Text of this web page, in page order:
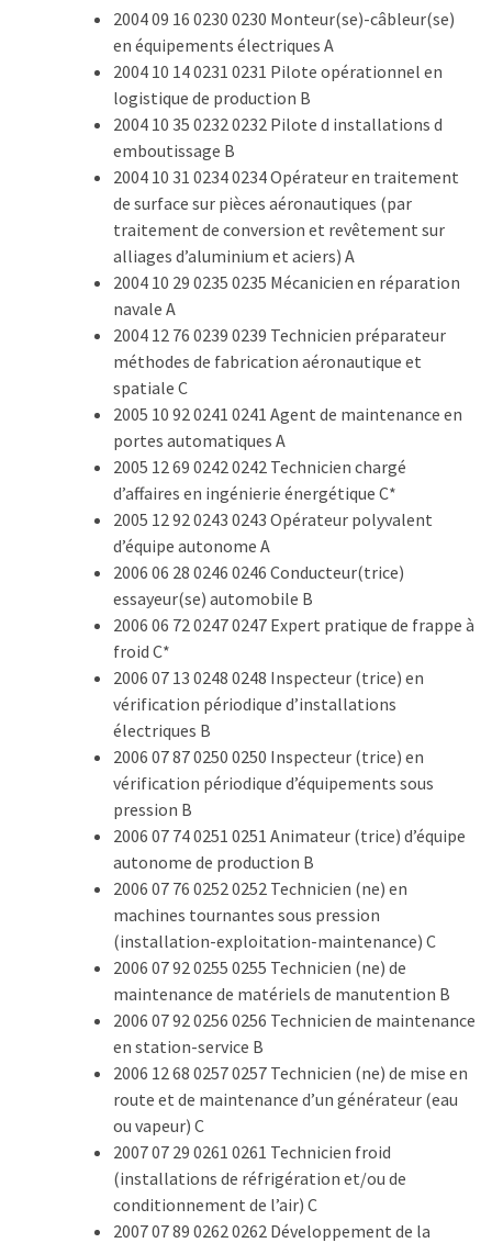
2004 09 16 0230 0230 Monteur(se)-câbleur(se)
en équipements électriques A
2004 10 14 0231 0231 Pilote opérationnel en
logistique de production B
2004 10 35 0232 0232 Pilote d installations d
emboutissage B
2004 10 31 0234 0234 Opérateur en traitement
de surface sur pièces aéronautiques (par
traitement de conversion et revêtement sur
alliages d’aluminium et aciers) A
2004 10 29 0235 0235 Mécanicien en réparation
navale A
2004 12 76 0239 0239 Technicien préparateur
méthodes de fabrication aéronautique et
spatiale C
2005 10 92 0241 0241 Agent de maintenance en
portes automatiques A
2005 12 69 0242 0242 Technicien chargé
d’affaires en ingénierie énergétique C*
2005 12 92 0243 0243 Opérateur polyvalent
d’équipe autonome A
2006 06 28 0246 0246 Conducteur(trice)
essayeur(se) automobile B
2006 06 72 0247 0247 Expert pratique de frappe à
froid C*
2006 07 13 0248 0248 Inspecteur (trice) en
vérification périodique d’installations
électriques B
2006 07 87 0250 0250 Inspecteur (trice) en
vérification périodique d’équipements sous
pression B
2006 07 74 0251 0251 Animateur (trice) d’équipe
autonome de production B
2006 07 76 0252 0252 Technicien (ne) en
machines tournantes sous pression
(installation-exploitation-maintenance) C
2006 07 92 0255 0255 Technicien (ne) de
maintenance de matériels de manutention B
2006 07 92 0256 0256 Technicien de maintenance
en station-service B
2006 12 68 0257 0257 Technicien (ne) de mise en
route et de maintenance d’un générateur (eau
ou vapeur) C
2007 07 29 0261 0261 Technicien froid
(installations de réfrigération et/ou de
conditionnement de l’air) C
2007 07 89 0262 0262 Développement de la